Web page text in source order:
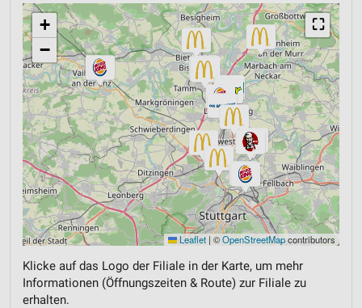
⛶
+
−
Leaflet | ©OpenStreetMapcontributors
Klicke auf das Logo der Filiale in der Karte, um mehr
Informationen (Öffnungszeiten & Route) zur Filiale zu
erhalten.